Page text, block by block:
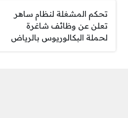
تحكم المشغلة لنظام ساهر
تعلن عن وظائف شاغرة
لحملة البكالوريوس بالرياض